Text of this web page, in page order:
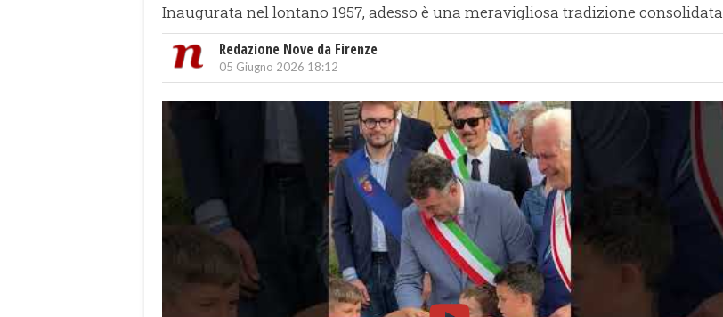
Inaugurata nel lontano 1957, adesso è una meravigliosa tradizione consolidata
Redazione Nove da Firenze
05 Giugno 2026 18:12